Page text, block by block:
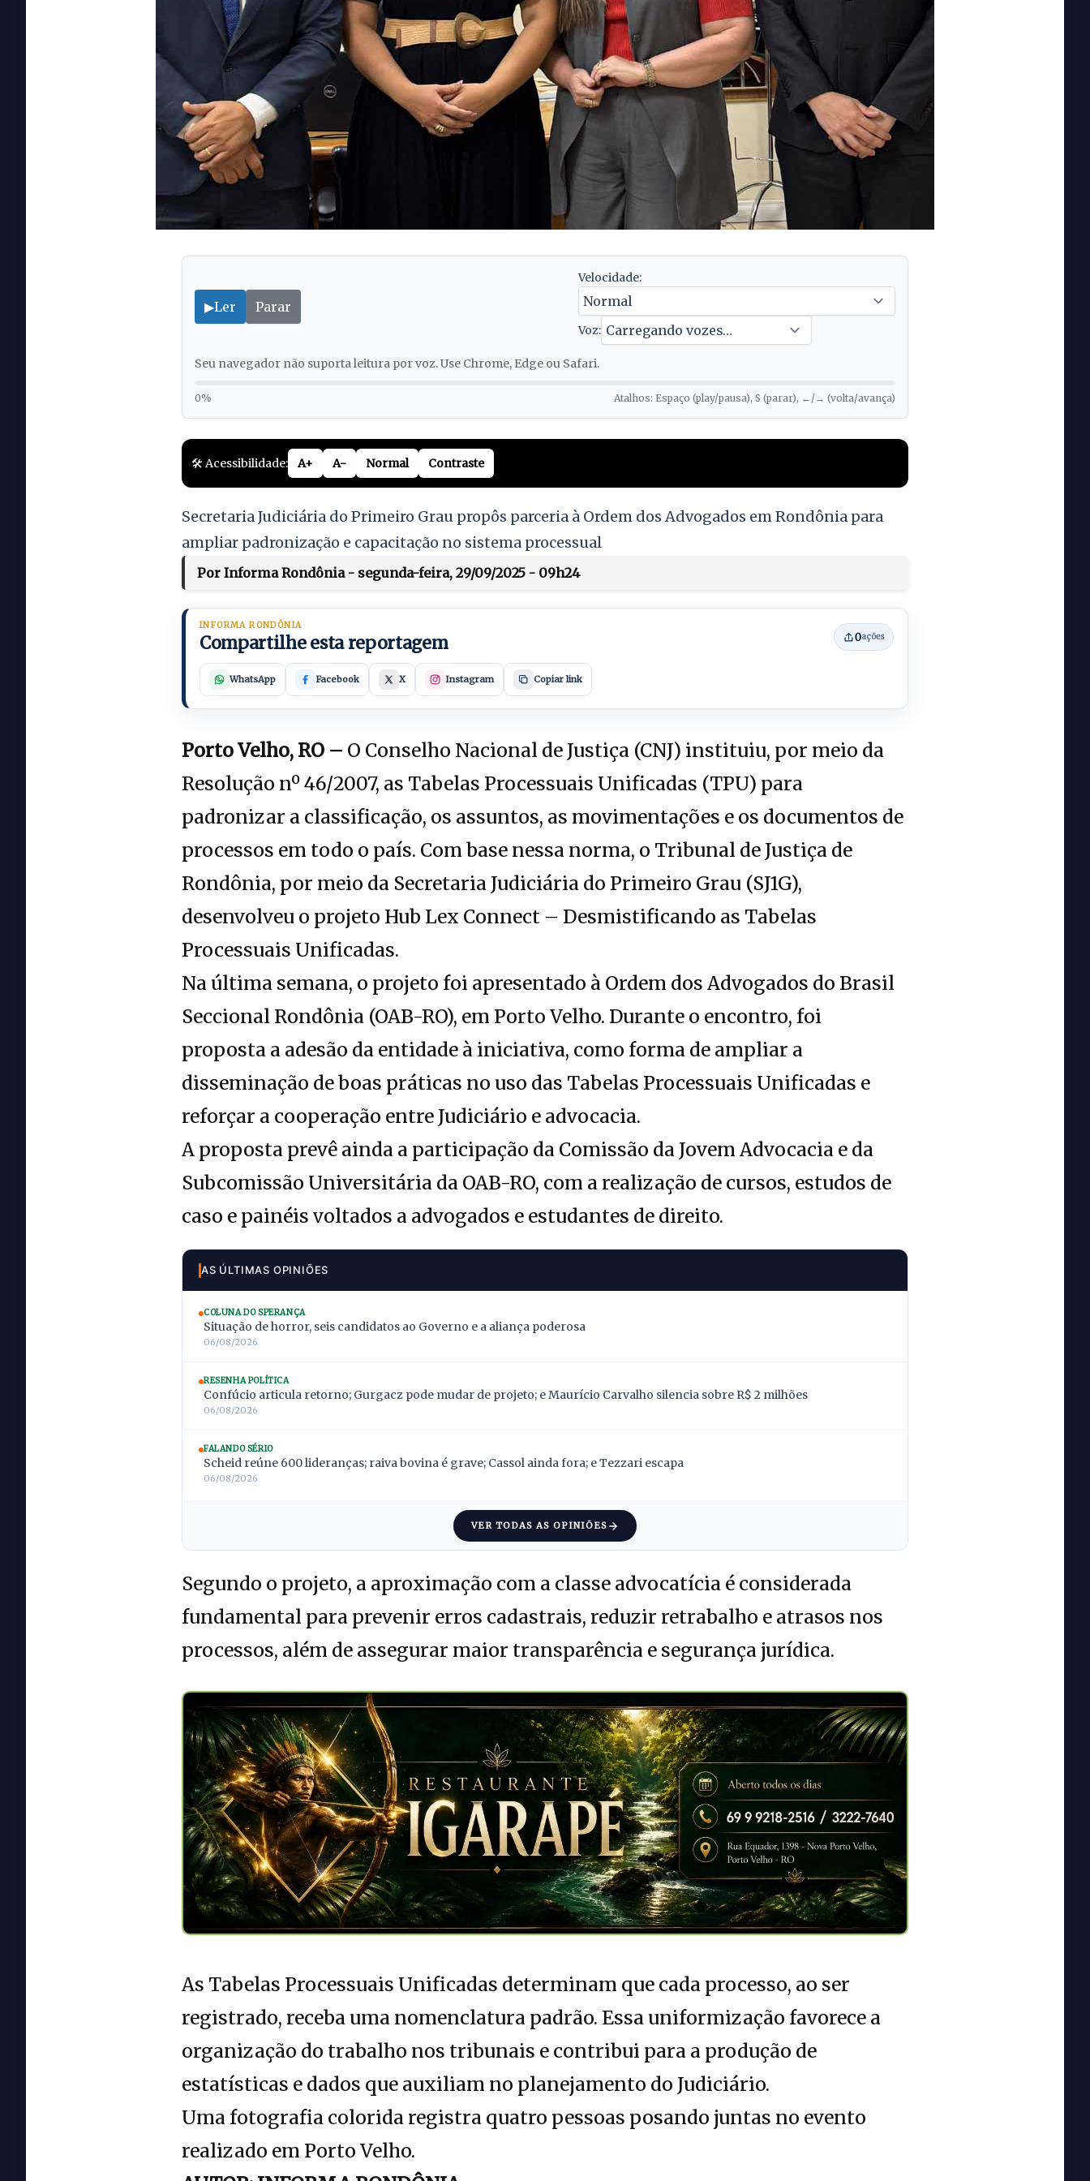
▶Ler Parar
Velocidade:
Voz:
Seu navegador não suporta leitura por voz. Use Chrome, Edge ou Safari.
0% Atalhos: Espaço (play/pausa), S (parar), ←/→ (volta/avança)
🛠️ Acessibilidade: A+ A- Normal Contraste
Secretaria Judiciária do Primeiro Grau propôs parceria à Ordem dos Advogados em Rondônia para
ampliar padronização e capacitação no sistema processual
Por Informa Rondônia - segunda-feira, 29/09/2025 - 09h24
INFORMA RONDÔNIA
Compartilhe esta reportagem 0ações
WhatsApp Facebook X Instagram Copiar link
Porto Velho, RO – O Conselho Nacional de Justiça (CNJ) instituiu, por meio da
Resolução nº 46/2007, as Tabelas Processuais Unificadas (TPU) para
padronizar a classificação, os assuntos, as movimentações e os documentos de
processos em todo o país. Com base nessa norma, o Tribunal de Justiça de
Rondônia, por meio da Secretaria Judiciária do Primeiro Grau (SJ1G),
desenvolveu o projeto Hub Lex Connect – Desmistificando as Tabelas
Processuais Unificadas.
Na última semana, o projeto foi apresentado à Ordem dos Advogados do Brasil
Seccional Rondônia (OAB-RO), em Porto Velho. Durante o encontro, foi
proposta a adesão da entidade à iniciativa, como forma de ampliar a
disseminação de boas práticas no uso das Tabelas Processuais Unificadas e
reforçar a cooperação entre Judiciário e advocacia.
A proposta prevê ainda a participação da Comissão da Jovem Advocacia e da
Subcomissão Universitária da OAB-RO, com a realização de cursos, estudos de
caso e painéis voltados a advogados e estudantes de direito.
AS ÚLTIMAS OPINIÕES
COLUNA DO SPERANÇA
Situação de horror, seis candidatos ao Governo e a aliança poderosa
06/08/2026
RESENHA POLÍTICA
Confúcio articula retorno; Gurgacz pode mudar de projeto; e Maurício Carvalho silencia sobre R$ 2 milhões
06/08/2026
FALANDO SÉRIO
Scheid reúne 600 lideranças; raiva bovina é grave; Cassol ainda fora; e Tezzari escapa
06/08/2026
VER TODAS AS OPINIÕES
Segundo o projeto, a aproximação com a classe advocatícia é considerada
fundamental para prevenir erros cadastrais, reduzir retrabalho e atrasos nos
processos, além de assegurar maior transparência e segurança jurídica.
As Tabelas Processuais Unificadas determinam que cada processo, ao ser
registrado, receba uma nomenclatura padrão. Essa uniformização favorece a
organização do trabalho nos tribunais e contribui para a produção de
estatísticas e dados que auxiliam no planejamento do Judiciário.
Uma fotografia colorida registra quatro pessoas posando juntas no evento
realizado em Porto Velho.